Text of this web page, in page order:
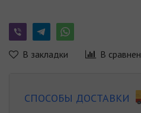
В закладки В
СПОСОБЫ ДОСТАВКИ